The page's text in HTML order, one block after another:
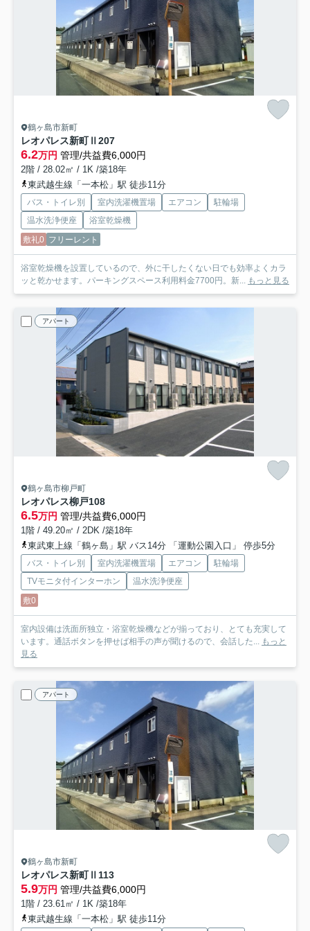
鶴ヶ島市新町
レオパレス新町Ⅱ 207
6.2万円 管理/共益費6,000円
2階 / 28.02㎡ / 1K /築18年
東武越生線「一本松」駅 徒歩11分
バス・トイレ別 室内洗濯機置場 エアコン
駐輪場
温水洗浄便座
浴室乾燥機
敷礼0 フリーレント
浴室乾燥機を設置しているので、外に干したくない日でも効率よくカラ
ッと乾かせます。パーキングスペース利用料金7700円。新... もっと見る
アパート
鶴ヶ島市柳戸町
レオパレス柳戸108
6.5万円 管理/共益費6,000円
1階 / 49.20㎡ / 2DK /築18年
東武東上線「鶴ヶ島」駅 バス14分 「運動公園入口」 停歩5分
バス・トイレ別 室内洗濯機置場 エアコン
駐輪場
TVモニタ付インターホン
温水洗浄便座
敷0
室内設備は洗面所独立・浴室乾燥機などが揃っており、とても充実して
います。通話ボタンを押せば相手の声が聞けるので、会話した... もっと
見る
アパート
鶴ヶ島市新町
レオパレス新町Ⅱ 113
5.9万円 管理/共益費6,000円
1階 / 23.61㎡ / 1K /築18年
東武越生線「一本松」駅 徒歩11分